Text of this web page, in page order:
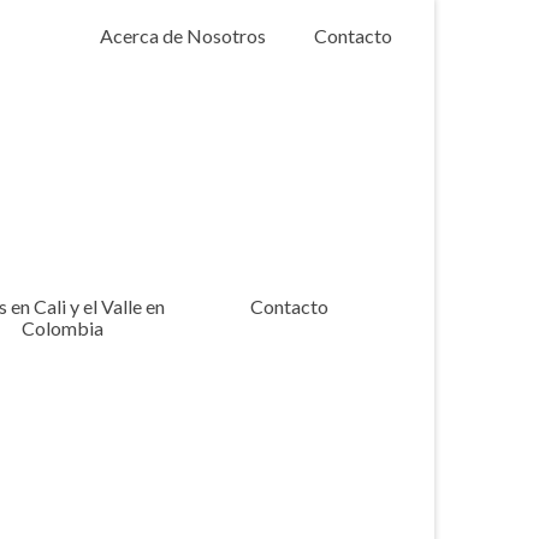
Acerca de Nosotros Contacto
en Cali y el Valle en
Colombia
Contacto